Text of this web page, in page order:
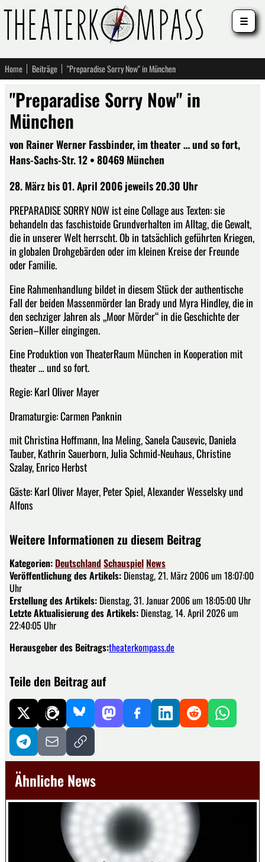
Home Beiträge "Preparadise Sorry Now" in München
"Preparadise Sorry Now" in
München
von Rainer Werner Fassbinder, im theater … und so fort,
Hans-Sachs-Str. 12 • 80469 München
28. März bis 01. April 2006 jeweils 20.30 Uhr
PREPARADISE SORRY NOW ist eine Collage aus Texten: sie
behandeln das faschistoide Grundverhalten im Alltag, die Gewalt,
die in unserer Welt herrscht. Ob in tatsächlich geführten Kriegen,
in globalen Drohgebärden oder im kleinen Kreise der Freunde
oder Familie.
Eine Rahmenhandlung bildet in diesem Stück der authentische
Fall der beiden Massenmörder Ian Brady und Myra Hindley, die in
den sechziger Jahren als „Moor Mörder“ in die Geschichte der
Serien–Killer eingingen.
Eine Produktion von TheaterRaum München in Kooperation mit
theater … und so fort.
Regie: Karl Oliver Mayer
Dramaturgie: Carmen Panknin
mit Christina Hoffmann, Ina Meling, Sanela Causevic, Daniela
Tauber, Kathrin Sauerborn, Julia Schmid-Neuhaus, Christine
Szalay, Enrico Herbst
Gäste: Karl Oliver Mayer, Peter Spiel, Alexander Wesselsky und
Alfons
Weitere Informationen zu diesem Beitrag
Kategorien: Deutschland Schauspiel News
Veröffentlichung des Artikels: Dienstag, 21. März 2006 um 18:07:00
Uhr
Erstellung des Artikels: Dienstag, 31. Januar 2006 um 18:05:00 Uhr
Letzte Aktualisierung des Artikels: Dienstag, 14. April 2026 um
22:40:05 Uhr
Herausgeber des Beitrags:theaterkompass.de
Teile den Beitrag auf
Ähnliche News
☰